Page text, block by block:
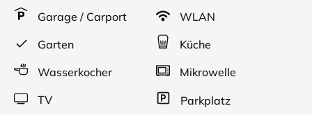
Garage / Carport
WLAN
Garten
Küche
Wasserkocher
Mikrowelle
TV
Parkplatz